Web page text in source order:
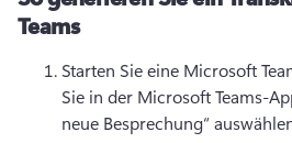
Teams
Starten Sie eine Microsoft
Sie in der Microsoft Teams-
neue Besprechung“